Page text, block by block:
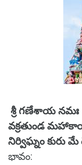
శ్రీ గణేశాయ నమః
వక్రతుండ
నిర్విఘ్నం కురు
భావం: